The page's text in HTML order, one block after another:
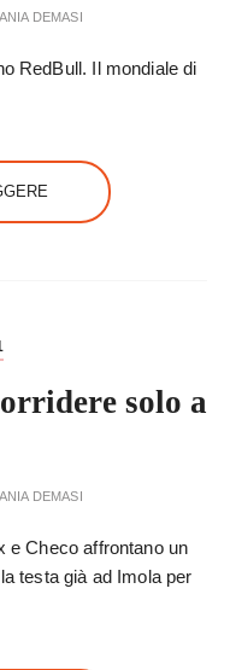
DEMASI
RedBull. Il mondiale di
solo a
DEMASI
e Checo affrontano un
testa già ad Imola per